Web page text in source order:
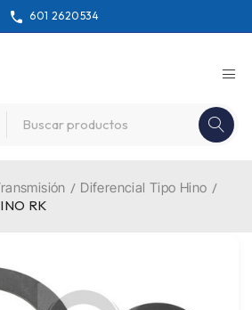
601 2620534
/ Diferencial Tipo Hino /
RK